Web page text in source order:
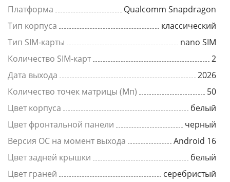
Платформа
Qualcomm Snapdragon
Тип корпуса
классический
Тип SIM-карты
nano SIM
Количество SIM-карт
2
Дата выхода
2026
Количество точек матрицы (Мп)
50
Цвет корпуса
белый
Цвет фронтальной панели
черный
Версия ОС на момент выхода
Android 16
Цвет задней крышки
белый
Цвет граней
серебристый